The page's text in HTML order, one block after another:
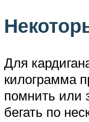
Для
килограмма
помнить или
бегать по